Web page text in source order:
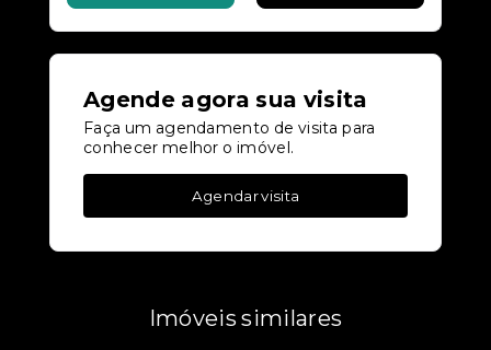
Agende agora sua visita
Faça um agendamento de visita para
conhecer melhor o imóvel.
Agendar visita
Imóveis similares